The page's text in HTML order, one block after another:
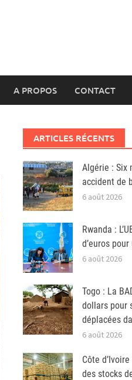
A PROPOS CONTACT
ARTICLES RÉCENTS
Algérie : Six
accident de
6 août 2026
Rwanda :
d’euros
6 août 2026
Togo : La
dollars pour
déplacées
6 août 2026
Côte
des stocks